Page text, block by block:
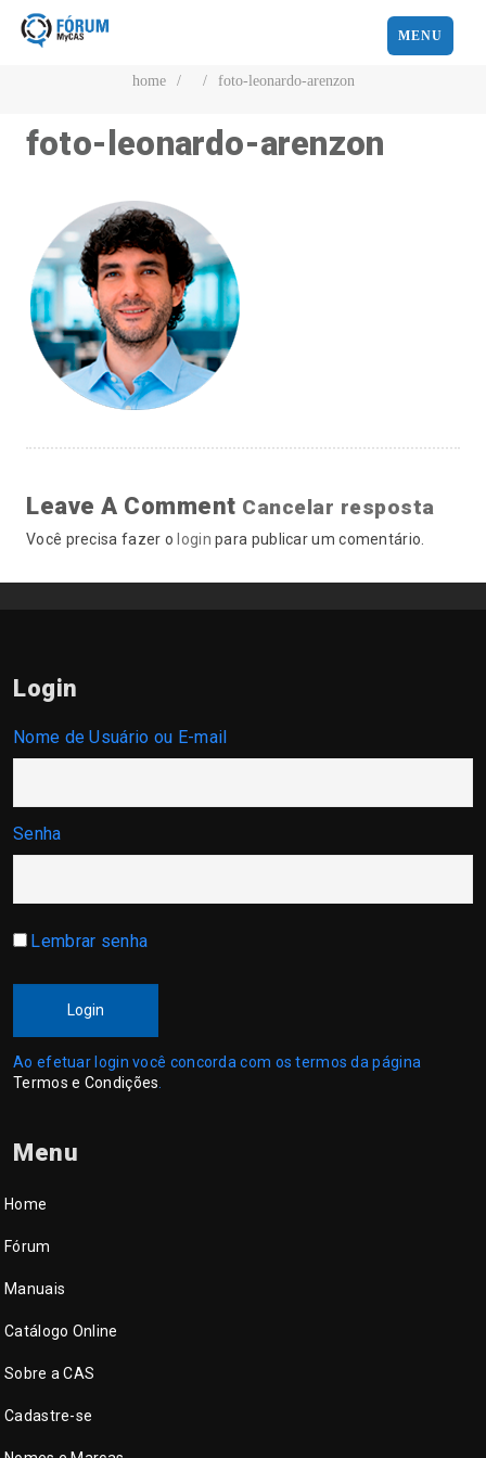
MENU
home / / foto-leonardo-arenzon
foto-leonardo-arenzon
Leave A Comment Cancelar resposta
Você precisa fazer o login para publicar um comentário.
Login
Nome de Usuário ou E-mail
Senha
Lembrar senha
Login
Ao efetuar login você concorda com os termos da página
Termos e Condições
Menu
Home
Fórum
Manuais
Catálogo Online
Sobre a CAS
Cadastre-se